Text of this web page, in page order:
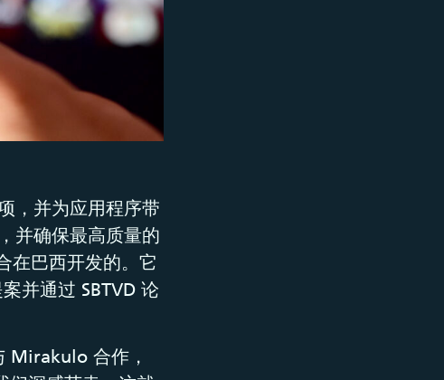
，并为应用程序带
并确保最高质量的
在巴西开发的。它
并通过 SBTVD 论
Mirakulo 合作，